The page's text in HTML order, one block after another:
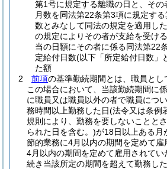
第1号に規定する離職の日と、そ
月数を同法第22条第3項に規定す
数とみなして同法の規定を適用し
の規定によりその者が支給を受け
当の日額にその者に係る同法第22
定給付日数(以下「所定給付日数」
た額
2
前項の基準勤続期間とは、職員とし
この場合において、当該勤続期間に
に職員又は職員以外の者で職員につ
務時間以上勤務した日(法令又は条例
規則により、勤務を要しないことと
られた日を含む。)が18日以上ある月
節的業務に4月以内の期間を定めて雇
4月以内の期間を定めて雇用されてい
続き当該所定の期間を超えて勤務し